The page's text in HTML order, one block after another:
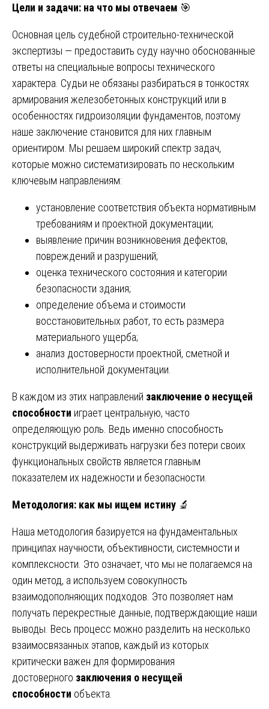
Цели и задачи: на что мы отвечаем 🎯
Основная цель судебной строительно-технической
экспертизы — предоставить суду научно обоснованные
ответы на специальные вопросы технического
характера. Судьи не обязаны разбираться в тонкостях
армирования железобетонных конструкций или в
особенностях гидроизоляции фундаментов, поэтому
наше заключение становится для них главным
ориентиром. Мы решаем широкий спектр задач,
которые можно систематизировать по нескольким
ключевым направлениям:
установление соответствия объекта нормативным
требованиям и проектной документации;
выявление причин возникновения дефектов,
повреждений и разрушений;
оценка технического состояния и категории
безопасности здания;
определение объема и стоимости
восстановительных работ, то есть размера
материального ущерба;
анализ достоверности проектной, сметной и
исполнительной документации.
В каждом из этих направлений заключение о несущей
способности играет центральную, часто
определяющую роль. Ведь именно способность
конструкций выдерживать нагрузки без потери своих
функциональных свойств является главным
показателем их надежности и безопасности.
Методология: как мы ищем истину 🔬
Наша методология базируется на фундаментальных
принципах научности, объективности, системности и
комплексности. Это означает, что мы не полагаемся на
один метод, а используем совокупность
взаимодополняющих подходов. Это позволяет нам
получать перекрестные данные, подтверждающие наши
выводы. Весь процесс можно разделить на несколько
взаимосвязанных этапов, каждый из которых
критически важен для формирования
достоверного заключения о несущей
способности объекта.